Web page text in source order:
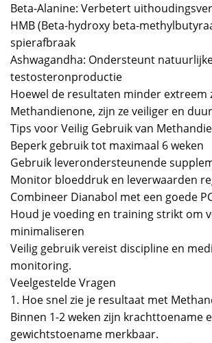
Beta-Alanine: Verbetert
HMB (Beta-hydroxy beta-
spierafbraak
Ashwagandha: Ondersteunt
testosteronproductie
Hoewel de resultaten minder extreem
Methandienone, zijn ze veiliger en
Tips voor Veilig Gebruik van
Beperk gebruik tot maximaal 6 weken
Gebruik leverondersteunende
Monitor bloeddruk en leverwaarden
Combineer Dianabol met een goede
Houd je voeding en training strikt om
minimaliseren
Veilig gebruik vereist discipline en
monitoring.
Veelgestelde Vragen
1. Hoe snel zie je resultaat met
Binnen 1-2 weken zijn krachttoename
gewichtstoename merkbaar.